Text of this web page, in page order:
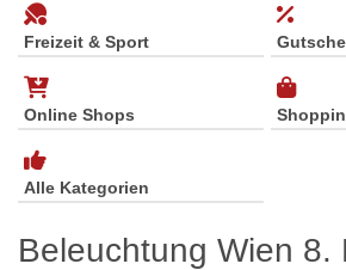
Freizeit & Sport
Online Shops
Alle Kategorien
Beleuchtung Wien 8.